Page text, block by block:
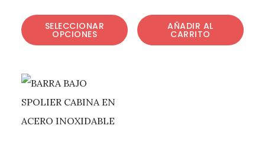
SELECCIONAR
OPCIONES
AÑADIR AL
CARRITO